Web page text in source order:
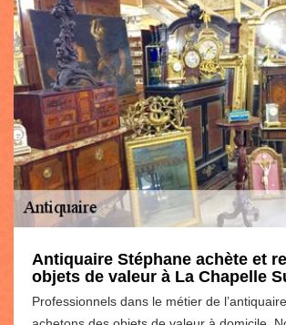
Antiquaire Stéphane achète et
objets de valeur à La Chapelle
Professionnels dans le métier de